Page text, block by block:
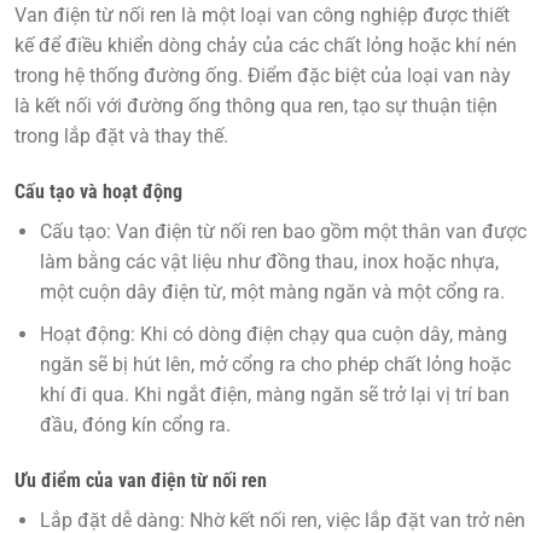
Van điện từ nối ren là một loại van công nghiệp được thiết
kế để điều khiển dòng chảy của các chất lỏng hoặc khí nén
trong hệ thống đường ống. Điểm đặc biệt của loại van này
là kết nối với đường ống thông qua ren, tạo sự thuận tiện
trong lắp đặt và thay thế.
Cấu tạo và hoạt động
Cấu tạo: Van điện từ nối ren bao gồm một thân van được
làm bằng các vật liệu như đồng thau, inox hoặc nhựa,
một cuộn dây điện từ, một màng ngăn và một cổng ra.
Hoạt động: Khi có dòng điện chạy qua cuộn dây, màng
ngăn sẽ bị hút lên, mở cổng ra cho phép chất lỏng hoặc
khí đi qua. Khi ngắt điện, màng ngăn sẽ trở lại vị trí ban
đầu, đóng kín cổng ra.
Ưu điểm của van điện từ nối ren
Lắp đặt dễ dàng: Nhờ kết nối ren, việc lắp đặt van trở nên